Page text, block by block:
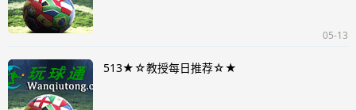
05-13
513★☆教授每日推荐☆★